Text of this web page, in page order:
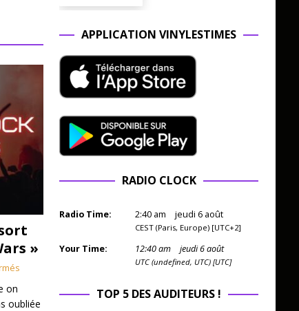
»
on
oubliée
APPLICATION VINYLESTIMES
RADIO CLOCK
Radio Time: 2:40 am jeudi 6 août
CEST (Paris, Europe) [UTC+2]
Your Time: 12:40am jeudi 6 août
UTC (undefined, UTC) [UTC]
TOP 5 DES AUDITEURS !